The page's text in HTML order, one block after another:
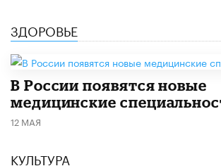
ЗДОРОВЬЕ
В России появятся новые
медицинские
12 МАЯ
КУЛЬТУРА